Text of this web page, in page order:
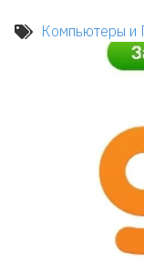
Компьютеры и